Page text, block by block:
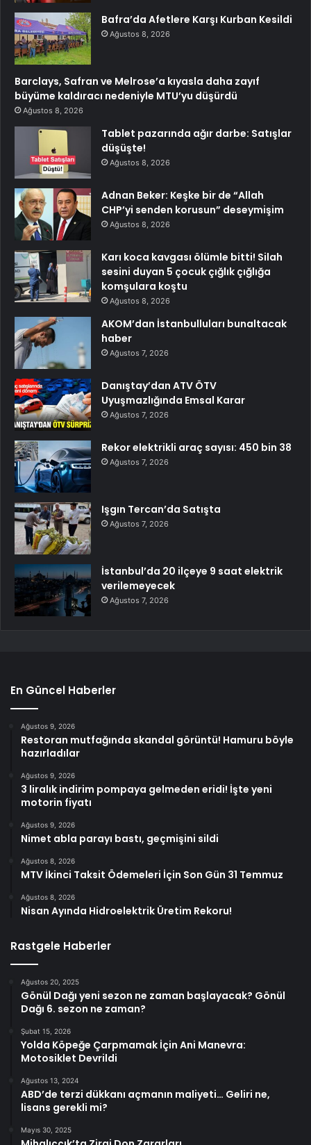
Bafra’da Afetlere Karşı Kurban Kesildi
Ağustos 8, 2026
Barclays, Safran ve Melrose’a kıyasla daha zayıf
büyüme kaldıracı nedeniyle MTU’yu düşürdü
Ağustos 8, 2026
Tablet pazarında ağır darbe: Satışlar
düşüşte!
Ağustos 8, 2026
Adnan Beker: Keşke bir de “Allah
CHP’yi senden korusun” deseymişim
Ağustos 8, 2026
Karı koca kavgası ölümle bitti! Silah
sesini duyan 5 çocuk çığlık çığlığa
komşulara koştu
Ağustos 8, 2026
AKOM’dan İstanbulluları bunaltacak
haber
Ağustos 7, 2026
Danıştay’dan ATV ÖTV
Uyuşmazlığında Emsal Karar
Ağustos 7, 2026
Rekor elektrikli araç sayısı: 450 bin 38
Ağustos 7, 2026
Işgın Tercan’da Satışta
Ağustos 7, 2026
İstanbul’da 20 ilçeye 9 saat elektrik
verilemeyecek
Ağustos 7, 2026
En Güncel Haberler
Ağustos 9, 2026
Restoran mutfağında skandal görüntü! Hamuru böyle
hazırladılar
Ağustos 9, 2026
3 liralık indirim pompaya gelmeden eridi! İşte yeni
motorin fiyatı
Ağustos 9, 2026
Nimet abla parayı bastı, geçmişini sildi
Ağustos 8, 2026
MTV İkinci Taksit Ödemeleri İçin Son Gün 31 Temmuz
Ağustos 8, 2026
Nisan Ayında Hidroelektrik Üretim Rekoru!
Rastgele Haberler
Ağustos 20, 2025
Gönül Dağı yeni sezon ne zaman başlayacak? Gönül
Dağı 6. sezon ne zaman?
Şubat 15, 2026
Yolda Köpeğe Çarpmamak İçin Ani Manevra:
Motosiklet Devrildi
Ağustos 13, 2024
ABD’de terzi dükkanı açmanın maliyeti… Geliri ne,
lisans gerekli mi?
Mayıs 30, 2025